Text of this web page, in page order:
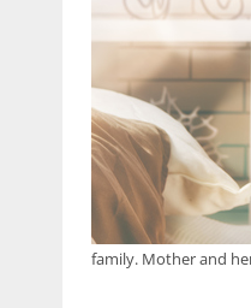
family. Mother and